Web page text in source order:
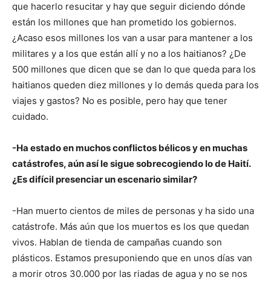
que hacerlo resucitar y hay que seguir diciendo dónde
están los millones que han prometido los gobiernos.
¿Acaso esos millones los van a usar para mantener a los
militares y a los que están allí y no a los haitianos? ¿De
500 millones que dicen que se dan lo que queda para los
haitianos queden diez millones y lo demás queda para los
viajes y gastos? No es posible, pero hay que tener
cuidado.
-Ha estado en muchos conflictos bélicos y en muchas
catástrofes, aún así le sigue sobrecogiendo lo de Haití.
¿Es difícil presenciar un escenario similar?
-Han muerto cientos de miles de personas y ha sido una
catástrofe. Más aún que los muertos es los que quedan
vivos. Hablan de tienda de campañas cuando son
plásticos. Estamos presuponiendo que en unos días van
a morir otros 30.000 por las riadas de agua y no se nos